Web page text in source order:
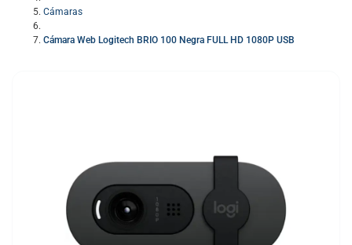
Cámaras
Cámara Web Logitech BRIO 100 Negra FULL HD 1080P USB